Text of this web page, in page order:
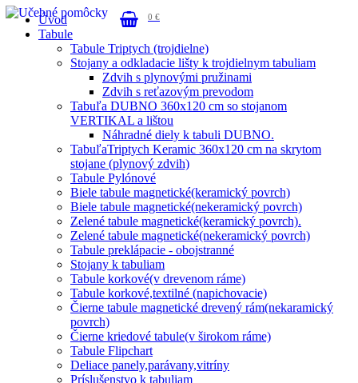
0 €
Úvod
Tabule
Tabule Triptych (trojdielne)
Stojany a odkladacie lišty k trojdielnym tabuliam
Zdvih s plynovými pružinami
Zdvih s reťazovým prevodom
Tabuľa DUBNO 360x120 cm so stojanom
VERTIKAL a lištou
Náhradné diely k tabuli DUBNO.
TabuľaTriptych Keramic 360x120 cm na skrytom
stojane (plynový zdvih)
Tabule Pylónové
Biele tabule magnetické(keramický povrch)
Biele tabule magnetické(nekeramický povrch)
Zelené tabule magnetické(keramický povrch).
Zelené tabule magnetické(nekeramický povrch)
Tabule preklápacie - obojstranné
Stojany k tabuliam
Tabule korkové(v drevenom ráme)
Tabule korkové,textilné (napichovacie)
Čierne tabule magnetické drevený rám(nekaramický
povrch)
Čierne kriedové tabule(v širokom ráme)
Tabule Flipchart
Deliace panely,parávany,vitríny
Príslušenstvo k tabuliam